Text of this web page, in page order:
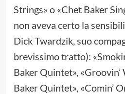
Strings» o «Chet Baker
non aveva certo la
Dick Twardzik, suo
brevissimo tratto):
Baker Quintet»,
Baker Quintet», «Comin’